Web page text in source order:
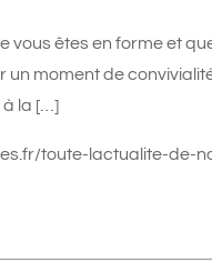
vous êtes en forme et
moment de
à la […]
toute-lactualite-de-